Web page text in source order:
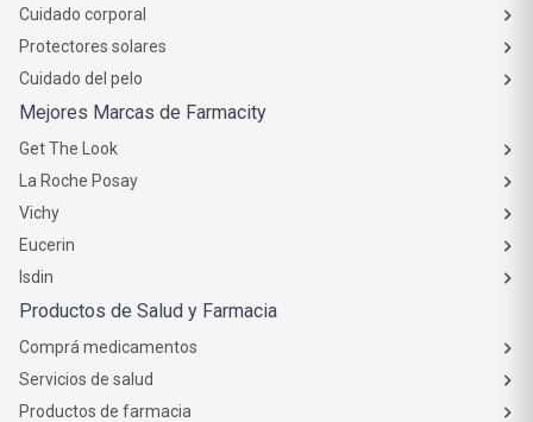
Cuidado corporal
Protectores solares
Cuidado del pelo
Mejores Marcas de Farmacity
Get The Look
La Roche Posay
Vichy
Eucerin
Isdin
Productos de Salud y Farmacia
Comprá medicamentos
Servicios de salud
Productos de farmacia